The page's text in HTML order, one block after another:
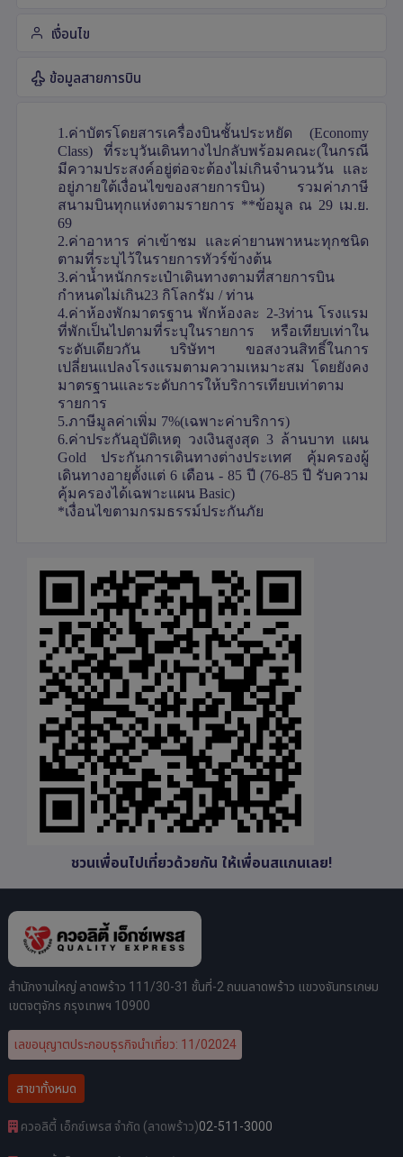
เงื่อนไข
ข้อมูลสายการบิน
1.ค่าบัตรโดยสารเครื่องบินชั้นประหยัด (Economy
Class) ที่ระบุวันเดินทางไปกลับพร้อมคณะ(ในกรณี
มีความประสงค์อยู่ต่อจะต้องไม่เกินจำนวนวัน และ
อยู่ภายใต้เงื่อนไขของสายการบิน) รวมค่าภาษี
สนามบินทุกแห่งตามรายการ **ข้อมูล ณ 29 เม.ย.
69
2.ค่าอาหาร ค่าเข้าชม และค่ายานพาหนะทุกชนิด
ตามที่ระบุไว้ในรายการทัวร์ข้างต้น
3.ค่าน้ำหนักกระเป๋าเดินทางตามที่สายการบิน
กำหนดไม่เกิน23 กิโลกรัม / ท่าน
4.ค่าห้องพักมาตรฐาน พักห้องละ 2-3ท่าน โรงแรม
ที่พักเป็นไปตามที่ระบุในรายการ หรือเทียบเท่าใน
ระดับเดียวกัน บริษัทฯ ขอสงวนสิทธิ์ในการ
เปลี่ยนแปลงโรงแรมตามความเหมาะสม โดยยังคง
มาตรฐานและระดับการให้บริการเทียบเท่าตาม
รายการ
5.ภาษีมูลค่าเพิ่ม 7%(เฉพาะค่าบริการ)
6.ค่าประกันอุบัติเหตุ วงเงินสูงสุด 3 ล้านบาท แผน
Gold ประกันการเดินทางต่างประเทศ คุ้มครองผู้
เดินทางอายุตั้งแต่ 6 เดือน - 85 ปี (76-85 ปี รับความ
คุ้มครองได้เฉพาะแผน Basic)
*เงื่อนไขตามกรมธรรม์ประกันภัย
ชวนเพื่อนไปเที่ยวด้วยกัน ให้เพื่อนสแกนเลย!
สำนักงานใหญ่ ลาดพร้าว 111/30-31 ชั้นที่-2 ถนนลาดพร้าว แขวงจันทรเกษม
เขตจตุจักร กรุงเทพฯ 10900
เลขอนุญาตประกอบธุรกิจนำเที่ยว: 11/02024
สาขาทั้งหมด
ควอลิตี้ เอ็กซ์เพรส จำกัด (ลาดพร้าว)02-511-3000